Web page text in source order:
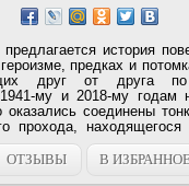
история
предках и
друг от друга по
му и 2018-му годам
оказались соединены
прохода,
К чему
с гитлеровской...
ОТЗЫВЫ В